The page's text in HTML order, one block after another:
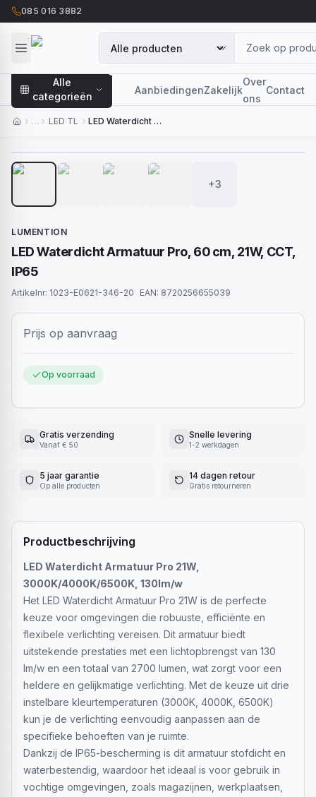
085 016 3882
Alle
categorieën
AanbiedingenZakelijk
Over
ons
Contact
… LED TL
LED Waterdicht Armatuur Pro, 60 cm, 21W, CCT, IP65
+3
LUMENTION
LED Waterdicht Armatuur Pro, 60 cm, 21W, CCT,
IP65
Artikelnr: 1023-E0621-346-20 EAN: 8720256655039
Prijs op aanvraag
Op voorraad
Gratis verzending
Vanaf € 50
Snelle levering
1-2 werkdagen
5 jaar garantie
Op alle producten
14 dagen retour
Gratis retourneren
Productbeschrijving
LED Waterdicht Armatuur Pro 21W,
3000K/4000K/6500K, 130lm/w
Het LED Waterdicht Armatuur Pro 21W is de perfecte
keuze voor omgevingen die robuuste, efficiënte en
flexibele verlichting vereisen. Dit armatuur biedt
uitstekende prestaties met een lichtopbrengst van 130
lm/w en een totaal van 2700 lumen, wat zorgt voor een
heldere en gelijkmatige verlichting. Met de keuze uit drie
instelbare kleurtemperaturen (3000K, 4000K, 6500K)
kun je de verlichting eenvoudig aanpassen aan de
specifieke behoeften van je ruimte.
Dankzij de IP65-bescherming is dit armatuur stofdicht en
waterbestendig, waardoor het ideaal is voor gebruik in
vochtige omgevingen, zoals magazijnen, werkplaatsen,